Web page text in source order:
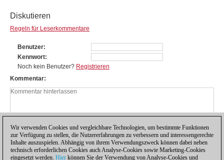
Diskutieren
Regeln für Leserkommentare
Benutzer
Kennwort
Noch kein Benutzer? Registrieren
Kommentar
Wir verwenden Cookies und vergleichbare Technologien, um bestimmte Funktionen
zur Verfügung zu stellen, die Nutzererfahrungen zu verbessern und interessengerechte
Inhalte auszuspielen. Abhängig von ihrem Verwendungszweck können dabei neben
technisch erforderlichen Cookies auch Analyse-Cookies sowie Marketing-Cookies
eingesetzt werden. Hier können Sie der Verwendung von Analyse-Cookies und